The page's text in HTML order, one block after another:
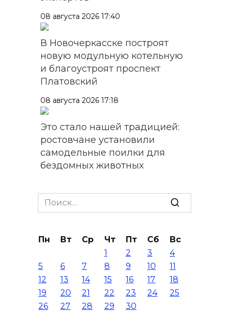
08 августа 2026 17:40
В Новочеркасске построят
новую модульную котельную
и благоустроят проспект
Платовский
08 августа 2026 17:18
Это стало нашей традицией:
ростовчане установили
самодельные поилки для
бездомных животных
Журналисты «ДОН 24» вышли
Островского
08 августа 2026 15:59
Сносить нельзя, сохранять
нечем: как ростовчане
спасают доходный дом
Search
for:
Пн Вт Ср Чт Пт Сб
Вс
1
2 3
4
5
6 7 8 9 10
11
12
13 14 15 16 17
18
19
20 21 22 23 24
25
26
27 28 29 30